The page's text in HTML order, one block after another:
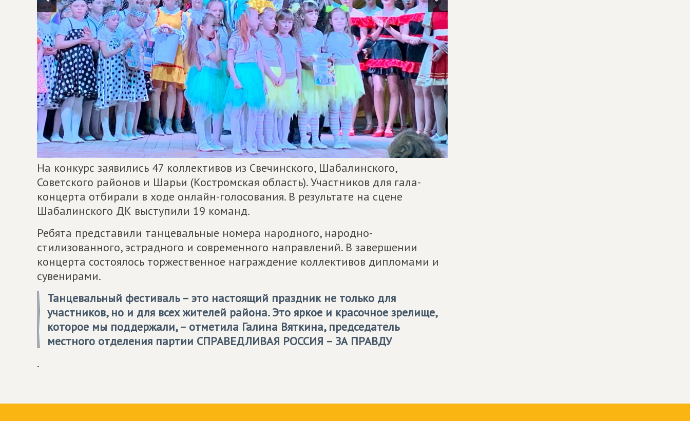
На конкурс заявились 47 коллективов из Свечинского, Шабалинского,
Советского районов и Шарьи (Костромская область). Участников для гала-
концерта отбирали в ходе онлайн-голосования. В результате на сцене
Шабалинского ДК выступили 19 команд.
Ребята представили танцевальные номера народного, народно-
стилизованного, эстрадного и современного направлений. В завершении
концерта состоялось торжественное награждение коллективов дипломами и
сувенирами.
Танцевальный фестиваль – это настоящий праздник не только для
участников, но и для всех жителей района. Это яркое и красочное зрелище,
которое мы поддержали, – отметила Галина Вяткина, председатель
местного отделения партии СПРАВЕДЛИВАЯ РОССИЯ – ЗА ПРАВДУ
.